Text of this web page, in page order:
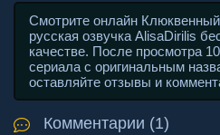
Смотрите онлайн
русская озвучка AlisaDirilis
качестве. После просмотра
сериала с оригинальным
оставляйте отзывы и
Комментарии (1)